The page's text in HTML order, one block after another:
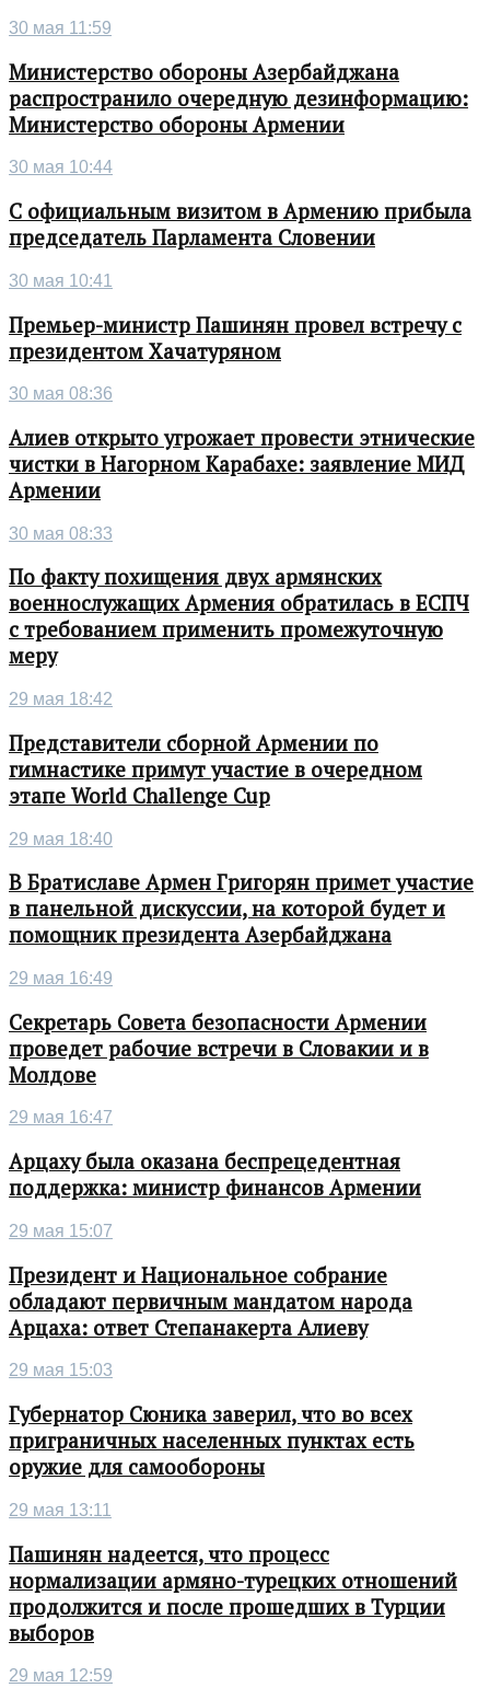
30 мая 11:59
Министерство обороны Азербайджана
распространило очередную дезинформацию:
Министерство обороны Армении
30 мая 10:44
С официальным визитом в Армению прибыла
председатель Парламента Словении
30 мая 10:41
Премьер-министр Пашинян провел встречу с
президентом Хачатуряном
30 мая 08:36
Алиев открыто угрожает провести этнические
чистки в Нагорном Карабахе: заявление МИД
Армении
30 мая 08:33
По факту похищения двух армянских
военнослужащих Армения обратилась в ЕСПЧ
с требованием применить промежуточную
меру
29 мая 18:42
Представители сборной Армении по
гимнастике примут участие в очередном
этапе World Challenge Cup
29 мая 18:40
В Братиславе Армен Григорян примет участие
в панельной дискуссии, на которой будет и
помощник президента Азербайджана
29 мая 16:49
Секретарь Совета безопасности Армении
проведет рабочие встречи в Словакии и в
Молдове
29 мая 16:47
Арцаху была оказана беспрецедентная
поддержка: министр финансов Армении
29 мая 15:07
Президент и Национальное собрание
обладают первичным мандатом народа
Арцаха: ответ Степанакерта Алиеву
29 мая 15:03
Губернатор Сюника заверил, что во всех
приграничных населенных пунктах есть
оружие для самообороны
29 мая 13:11
Пашинян надеется, что процесс
нормализации армяно-турецких отношений
продолжится и после прошедших в Турции
выборов
29 мая 12:59